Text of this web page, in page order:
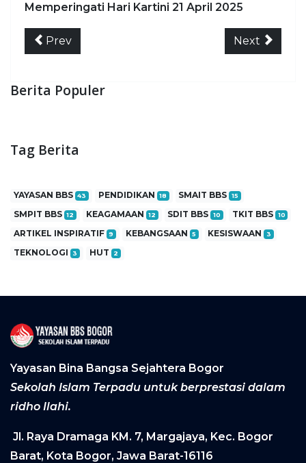
Memperingati Hari Kartini 21 April 2025
Prev Next
Berita Populer
Tag Berita
YAYASAN BBS 43 PENDIDIKAN 18 SMAIT BBS 15
SMPIT BBS 12 KEAGAMAAN 12 SDIT BBS 10 TKIT BBS 10
ARTIKEL INSPIRATIF 9 KEBANGSAAN 5 KESISWAAN 3
TEKNOLOGI 3 HUT 2
Yayasan Bina Bangsa Sejahtera Bogor
Sekolah Islam Terpadu untuk berprestasi dalam
ridho Ilahi.
Jl. Raya Dramaga KM. 7, Margajaya, Kec. Bogor
Barat, Kota Bogor, Jawa Barat-16116